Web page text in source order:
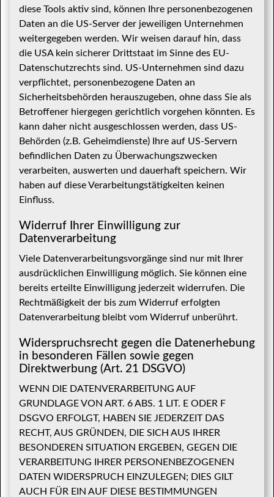
diese Tools aktiv sind, können Ihre personenbezogenen
Daten an die US-Server der jeweiligen Unternehmen
weitergegeben werden. Wir weisen darauf hin, dass
die USA kein sicherer Drittstaat im Sinne des EU-
Datenschutzrechts sind. US-Unternehmen sind dazu
verpflichtet, personenbezogene Daten an
Sicherheitsbehörden herauszugeben, ohne dass Sie als
Betroffener hiergegen gerichtlich vorgehen könnten. Es
kann daher nicht ausgeschlossen werden, dass US-
Behörden (z.B. Geheimdienste) Ihre auf US-Servern
befindlichen Daten zu Überwachungszwecken
verarbeiten, auswerten und dauerhaft speichern. Wir
haben auf diese Verarbeitungstätigkeiten keinen
Einfluss.
Widerruf Ihrer Einwilligung zur
Datenverarbeitung
Viele Datenverarbeitungsvorgänge sind nur mit Ihrer
ausdrücklichen Einwilligung möglich. Sie können eine
bereits erteilte Einwilligung jederzeit widerrufen. Die
Rechtmäßigkeit der bis zum Widerruf erfolgten
Datenverarbeitung bleibt vom Widerruf unberührt.
Widerspruchsrecht gegen die Datenerhebung
in besonderen Fällen sowie gegen
Direktwerbung (Art. 21 DSGVO)
WENN DIE DATENVERARBEITUNG AUF
GRUNDLAGE VON ART. 6 ABS. 1 LIT. E ODER F
DSGVO ERFOLGT, HABEN SIE JEDERZEIT DAS
RECHT, AUS GRÜNDEN, DIE SICH AUS IHRER
BESONDEREN SITUATION ERGEBEN, GEGEN DIE
VERARBEITUNG IHRER PERSONENBEZOGENEN
DATEN WIDERSPRUCH EINZULEGEN; DIES GILT
AUCH FÜR EIN AUF DIESE BESTIMMUNGEN